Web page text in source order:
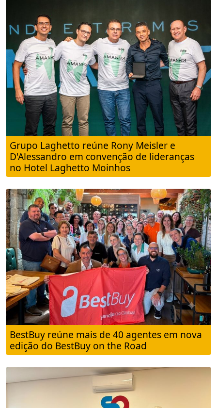
Grupo Laghetto reúne Rony Meisler e
D'Alessandro em convenção de lideranças
no Hotel Laghetto Moinhos
BestBuy reúne mais de 40 agentes em nova
edição do BestBuy on the Road